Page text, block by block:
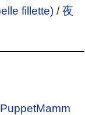
fillette)/夜